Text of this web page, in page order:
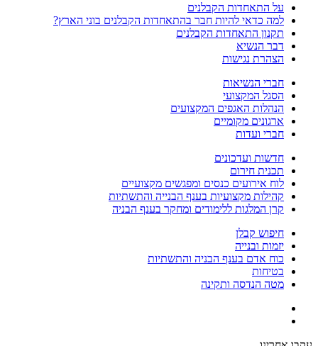
על התאחדות הקבלנים
למה כדאי להיות חבר בהתאחדות הקבלנים בוני הארץ?
תקנון התאחדות הקבלנים
דבר הנשיא
הצהרת נגישות
חברי הנשיאות
הסגל המקצועי
הנהלות האגפים המקצועים
ארגונים מקומיים
חברי ועדות
חדשות ועדכונים
תכנית חירום
לוח אירועים כנסים ומפגשים מקצועיים
קהילות מקצועיות בענף הבנייה והתשתיות
קרן המלגות ללימודים ומחקר בענף הבניה
חיפוש קבלן
יזמות ובנייה
כוח אדם בענף הבניה והתשתיות
בטיחות
מטה הנדסה ותקינה